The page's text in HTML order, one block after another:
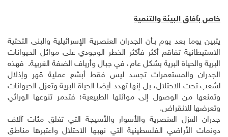
خاص بآفاق البيئة والتنمية
يتبين يوما بعد يوم بـأن الجدران العنصرية الإسرائيلية والبنى التحتية
الاستيطانية تفاقم أكثر فأكثر الخطر الوجودي على موائل الحيوانات
البرية والحياة البرية بشكل عام، في جبال وأرياف الضفة الغربية. فهذه
الجدران والمستعمرات تجسد ليس فقط أبشع عملية قهر وإذلال
لشعب تحت الاحتلال، بل إنها تهدد أيضا الحياة البرية وتعزل الحيوانات
وتمنعها من الوصول إلى موائلها الطبيعية؛ فتدمر تنوعها الوراثي
وتعرضها للانقراض.
جدران العزل العنصرية والأسوار والأسيجة التي تغلق مئات آلاف
دونمات الأراضي الفلسطينية التي نهبها الاحتلال واعتبرها مناطق